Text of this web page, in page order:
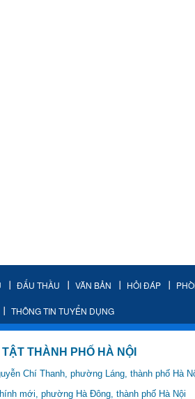
ĐẤU THẦU VĂN BẢN HỎI ĐÁP
THÔNG TIN TUYỂN DỤNG
PHỐ HÀ NỘI
Chí Thanh, phường Láng, thành phố Hà
Hà Đông, thành phố Hà Nội